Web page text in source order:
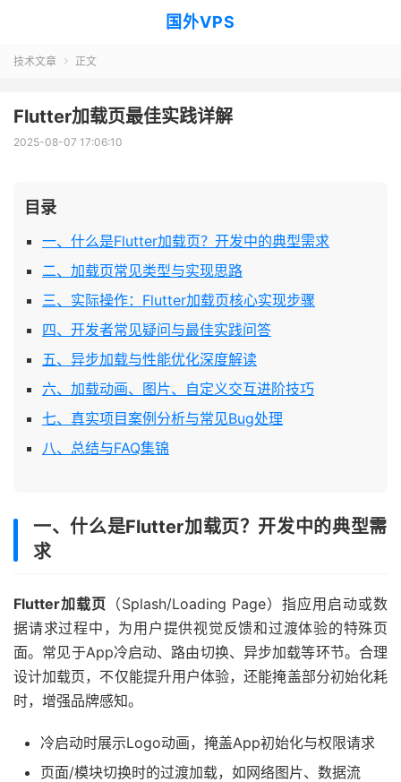
国外VPS
技术文章  正文
Flutter加载页最佳实践详解
2025-08-07 17:06:10
目录
一、什么是Flutter加载页？开发中的典型需求
二、加载页常见类型与实现思路
三、实际操作：Flutter加载页核心实现步骤
四、开发者常见疑问与最佳实践问答
五、异步加载与性能优化深度解读
六、加载动画、图片、自定义交互进阶技巧
七、真实项目案例分析与常见Bug处理
八、总结与FAQ集锦
一、什么是Flutter加载页？开发中的典型需
求
Flutter加载页 （Splash/Loading Page）指应用启动或数
据请求过程中，为用户提供视觉反馈和过渡体验的特殊页
面。常见于App冷启动、路由切换、异步加载等环节。合理
设计加载页，不仅能提升用户体验，还能掩盖部分初始化耗
时，增强品牌感知。
冷启动时展示Logo动画，掩盖App初始化与权限请求
页面/模块切换时的过渡加载，如网络图片、数据流